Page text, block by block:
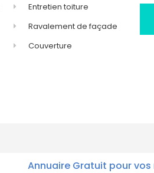
Entretien toiture
Ravalement de façade
Couverture
Annuaire Gratuit pour